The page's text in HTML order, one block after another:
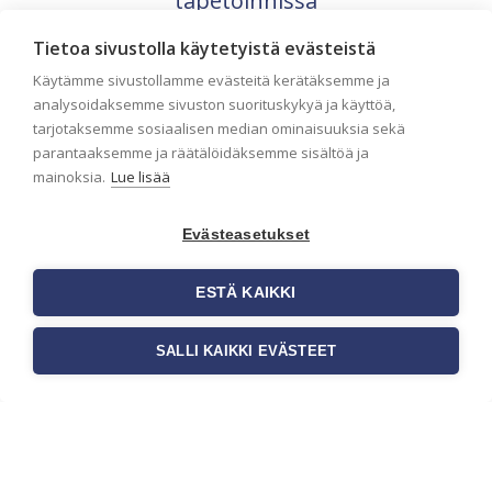
Tietoa sivustolla käytetyistä evästeistä
Käytämme sivustollamme evästeitä kerätäksemme ja
analysoidaksemme sivuston suorituskykyä ja käyttöä,
tarjotaksemme sosiaalisen median ominaisuuksia sekä
parantaaksemme ja räätälöidäksemme sisältöä ja
mainoksia. Lue lisää
Evästeasetukset
ESTÄ KAIKKI
SALLI KAIKKI EVÄSTEET
yksi tärkeimmistä vaiheista onnistuneessa
tapetoinnissa. Huolellisesti valmisteltu
seinäpinta auttaa tapettia […]